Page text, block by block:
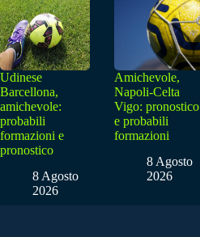
Udinese
Barcellona,
amichevole:
probabili
formazioni e
pronostico
8 Agosto
2026
Amichevole,
Napoli-Celta
Vigo: pronostico
e probabili
formazioni
8 Agosto
2026